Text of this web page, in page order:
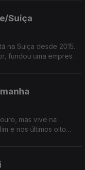
Suíça
na Suíça desde 2015.
fundou uma empresa
mas vive na
e nos últimos oito